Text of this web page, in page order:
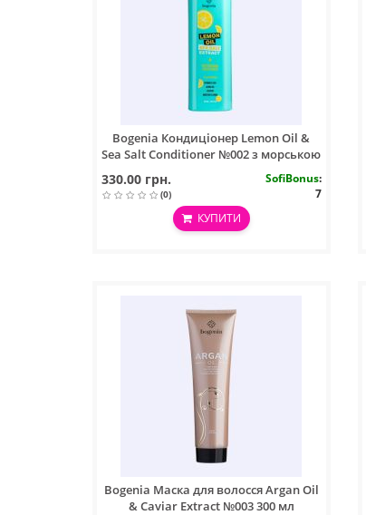
Bogenia Кондиціонер Lemon Oil &
Sea Salt Conditioner №002 з морською
сіллю й олією лимона 450 мл
330.00 грн.
(0)
SofiBonus:
7
КУПИТИ
Bogenia Маска для волосся Argan Oil
& Caviar Extract №003 300 мл